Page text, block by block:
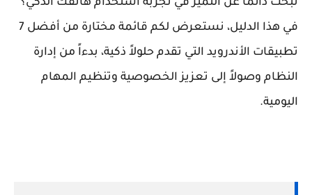
تبحث دائماً عن التميز في تجربة استخدام هاتفك الذكي؟
في هذا الدليل، نستعرض لكم قائمة مختارة من أفضل 7
تطبيقات الأندرويد التي تقدم حلولاً ذكية، بدءاً من إدارة
النظام وصولاً إلى تعزيز الخصوصية وتنظيم المهام
اليومية.